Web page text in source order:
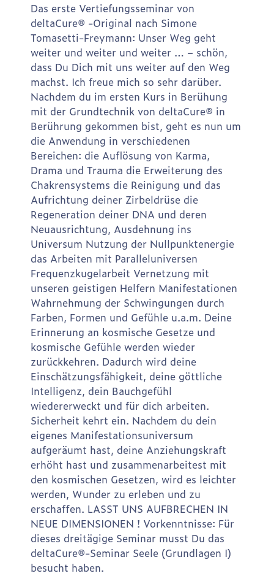
Das erste Vertiefungsseminar von
deltaCure® -Original nach Simone
Tomasetti-Freymann: Unser Weg geht
weiter und weiter und weiter … – schön,
dass Du Dich mit uns weiter auf den Weg
machst. Ich freue mich so sehr darüber.
Nachdem du im ersten Kurs in Berühung
mit der Grundtechnik von deltaCure® in
Berührung gekommen bist, geht es nun um
die Anwendung in verschiedenen
Bereichen: die Auflösung von Karma,
Drama und Trauma die Erweiterung des
Chakrensystems die Reinigung und das
Aufrichtung deiner Zirbeldrüse die
Regeneration deiner DNA und deren
Neuausrichtung, Ausdehnung ins
Universum Nutzung der Nullpunktenergie
das Arbeiten mit Paralleluniversen
Frequenzkugelarbeit Vernetzung mit
unseren geistigen Helfern Manifestationen
Wahrnehmung der Schwingungen durch
Farben, Formen und Gefühle u.a.m. Deine
Erinnerung an kosmische Gesetze und
kosmische Gefühle werden wieder
zurückkehren. Dadurch wird deine
Einschätzungsfähigkeit, deine göttliche
Intelligenz, dein Bauchgefühl
wiedererweckt und für dich arbeiten.
Sicherheit kehrt ein. Nachdem du dein
eigenes Manifestationsuniversum
aufgeräumt hast, deine Anziehungskraft
erhöht hast und zusammenarbeitest mit
den kosmischen Gesetzen, wird es leichter
werden, Wunder zu erleben und zu
erschaffen. LASST UNS AUFBRECHEN IN
NEUE DIMENSIONEN ! Vorkenntnisse: Für
dieses dreitägige Seminar musst Du das
deltaCure®-Seminar Seele (Grundlagen I)
besucht haben.